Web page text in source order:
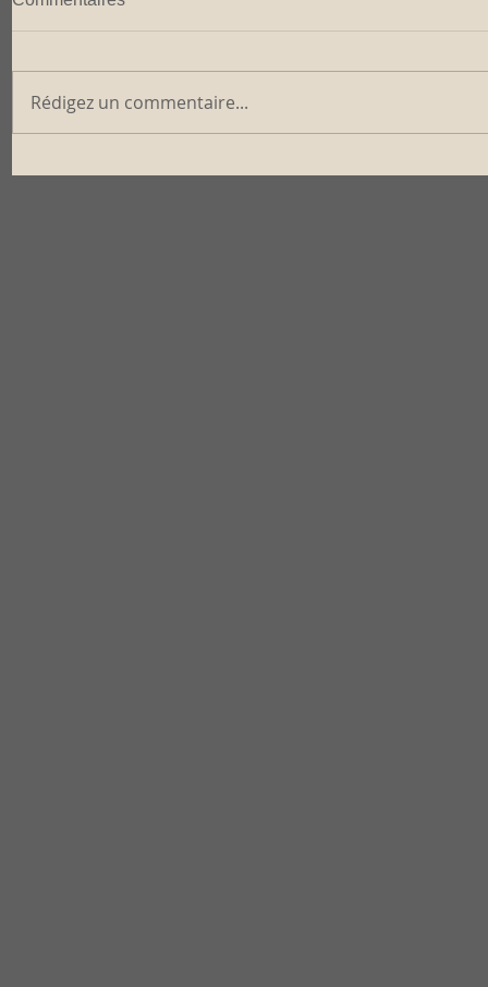
Rédigez un commentaire...